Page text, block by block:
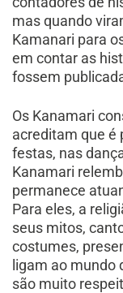
mas quando
Kamanari para
em contar as
fossem
Os Kanamari
acreditam que é
festas, nas
Kanamari
permanece
Para eles, a
seus mitos,
costumes,
ligam ao mundo
são muito